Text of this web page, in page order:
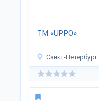
ТМ «UPPO»
Санкт-Петербург